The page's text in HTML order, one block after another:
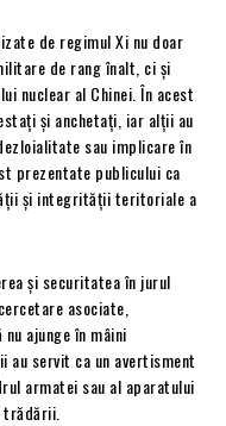
de regimul Xi nu doar
de rang înalt, ci și
nuclear al Chinei. În acest
și anchetați, iar alții au
sau implicare în
prezentate publicului ca
și integrității teritoriale a
și securitatea în jurul
asociate,
ajunge în mâini
au servit ca un avertisment
armatei sau al aparatului